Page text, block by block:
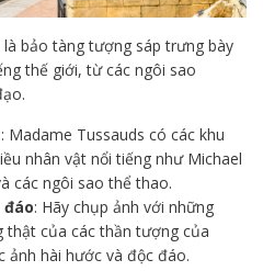
bảo tàng tượng sáp trưng bày
thế giới, từ các ngôi sao
: Madame Tussauds có các khu
nhân vật nổi tiếng như Michael
các ngôi sao thể thao.
đáo: Hãy chụp ảnh với những
thật của các thần tượng của
ảnh hài hước và độc đáo.